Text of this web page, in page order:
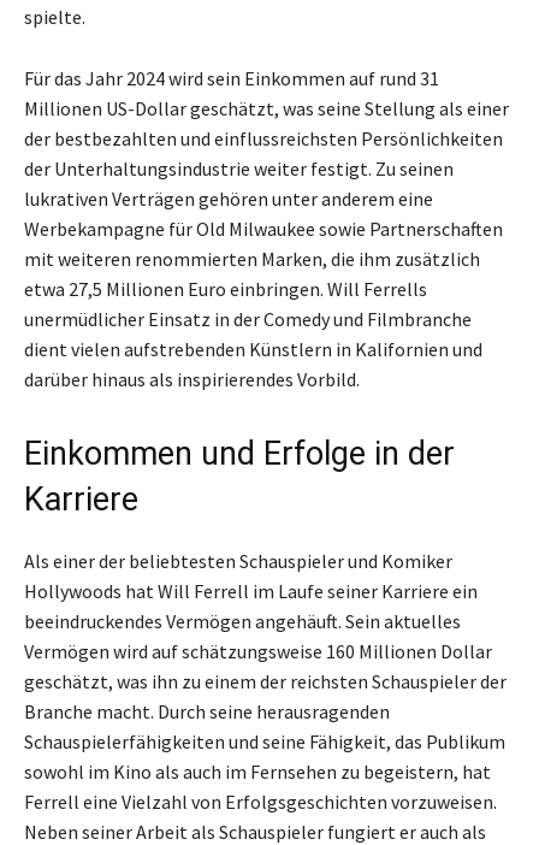
spielte.
Für das Jahr 2024 wird sein Einkommen auf rund 31
Millionen US-Dollar geschätzt, was seine Stellung als einer
der bestbezahlten und einflussreichsten Persönlichkeiten
der Unterhaltungsindustrie weiter festigt. Zu seinen
lukrativen Verträgen gehören unter anderem eine
Werbekampagne für Old Milwaukee sowie Partnerschaften
mit weiteren renommierten Marken, die ihm zusätzlich
etwa 27,5 Millionen Euro einbringen. Will Ferrells
unermüdlicher Einsatz in der Comedy und Filmbranche
dient vielen aufstrebenden Künstlern in Kalifornien und
darüber hinaus als inspirierendes Vorbild.
Einkommen und Erfolge in der
Karriere
Als einer der beliebtesten Schauspieler und Komiker
Hollywoods hat Will Ferrell im Laufe seiner Karriere ein
beeindruckendes Vermögen angehäuft. Sein aktuelles
Vermögen wird auf schätzungsweise 160 Millionen Dollar
geschätzt, was ihn zu einem der reichsten Schauspieler der
Branche macht. Durch seine herausragenden
Schauspielerfähigkeiten und seine Fähigkeit, das Publikum
sowohl im Kino als auch im Fernsehen zu begeistern, hat
Ferrell eine Vielzahl von Erfolgsgeschichten vorzuweisen.
Neben seiner Arbeit als Schauspieler fungiert er auch als